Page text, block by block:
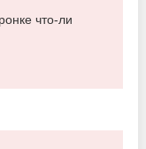
что-ли